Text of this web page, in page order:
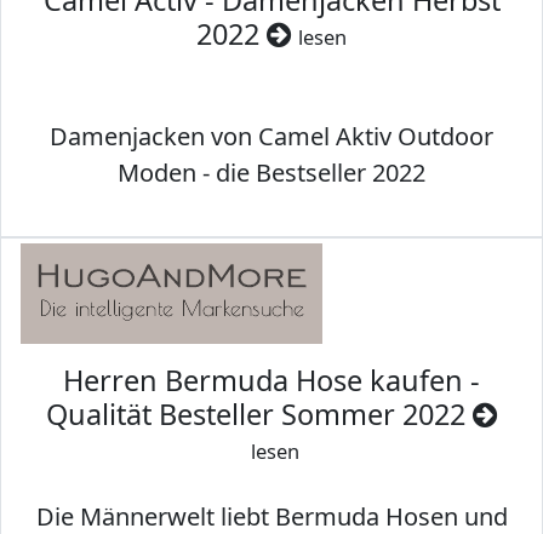
2022
lesen
Damenjacken von Camel Aktiv Outdoor
Moden - die Bestseller 2022
Herren Bermuda Hose kaufen -
Qualität Besteller Sommer 2022
lesen
Die Männerwelt liebt Bermuda Hosen und